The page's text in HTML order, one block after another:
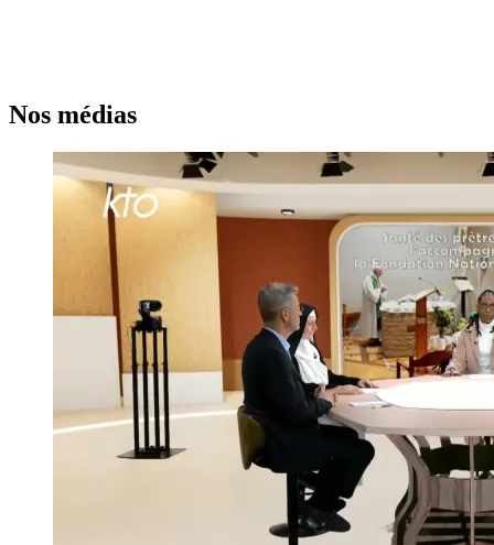
Nos médias